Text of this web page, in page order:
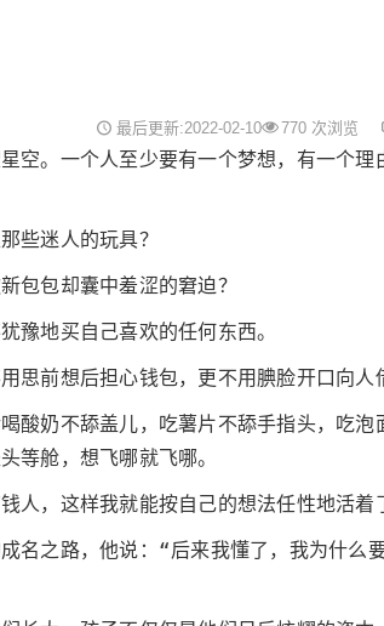
最后更新:2022-02-10 770 次浏览
空。一个人至少要有一个梦想，有一个理
些迷人的玩具？
包包却囊中羞涩的窘迫？
豫地买自己喜欢的任何东西。
思前想后担心钱包，更不用腆脸开口向人
酸奶不舔盖儿，吃薯片不舔手指头，吃
等舱，想飞哪就飞哪。
人，这样我就能按自己的想法任性地活着
名之路，他说：“后来我懂了，我为什么